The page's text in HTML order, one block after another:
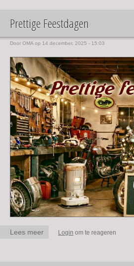
Prettige Feestdagen
Door OMA op 14 december, 2025 - 15:03
Lees meer over Prettige
Login om te reageren